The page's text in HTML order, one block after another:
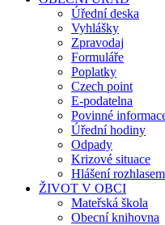
Úřední deska
Vyhlášky
Zpravodaj
Formuláře
Poplatky
Czech point
E-podatelna
Povinné
Úřední hodiny
Odpady
Krizové situace
Hlášení rozhlasem
ŽIVOT V OBCI
Mateřská škola
Obecní knihovna